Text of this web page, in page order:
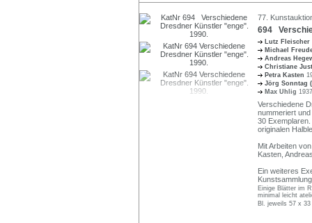
77.
694
Lutz Fleischer
Michael
Andreas
Christiane
Petra Kasten
Jörg Sonntag
Max Uhlig
Verschiedene
nummeriert
30
originalen
Mit Arbeiten
Kasten,
Ein weiteres
Einige Blätter im
minimal leicht
Bl. jeweils 57 x